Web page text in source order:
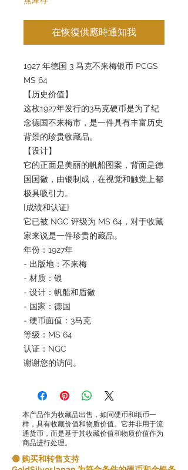
在恢復供應時通知我
1927 年德国 3 马克不来梅银币 PCGS
MS 64
【历史价值】
这枚1927年发行的3马克硬币是为了纪
念德国不来梅市，是一件具有丰富历史
背景的珍贵收藏品。
【设计】
它的正面是美丽的帆船图案，背面是德
国国徽，由银制成，在视觉和触觉上都
极具吸引力。
[成绩和认证]
它已被 NGC 评级为 MS 64，对于收藏
家来说是一件珍贵的藏品。
年份：1927年
- 出版地：不来梅
- 材质：银
- 设计：帆船和盾徽
- 国家：德国
- 硬币面值：3马克
等级：MS 64
认证：NGC
谢谢您的访问。
本产品作为收藏品出售，如同硬币和纸币一
样，具有收藏价值和物质价值。它并非用于流
通货币，而是基于其收藏价值和物质价值作为
商品进行处理。
🟢 购买和转售支持